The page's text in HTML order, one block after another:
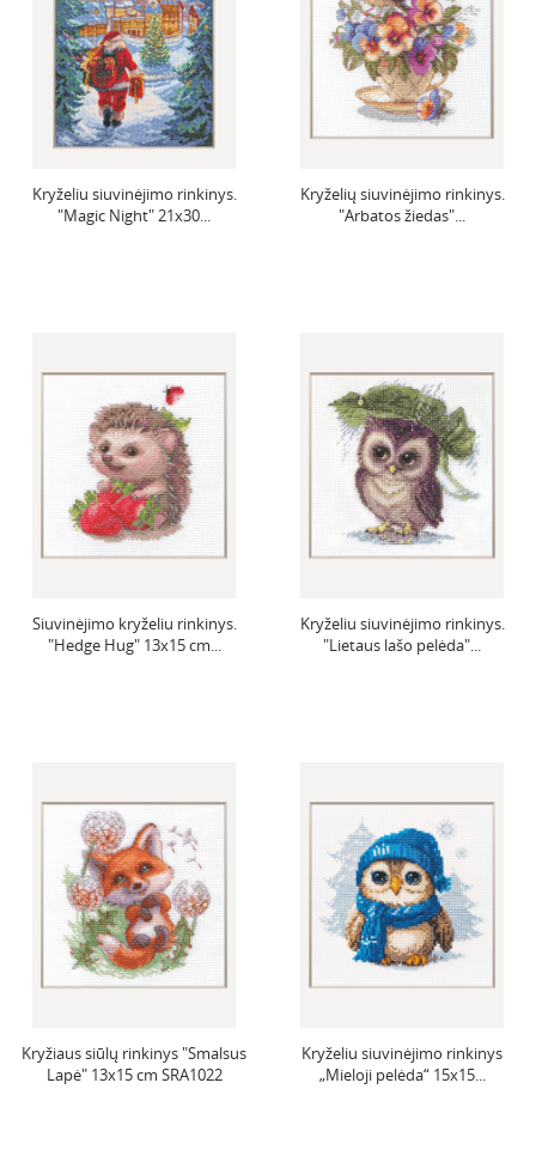
Kryželiu siuvinėjimo rinkinys.
"Magic Night" 21x30...
Kryželių siuvinėjimo rinkinys.
"Arbatos žiedas"...
Siuvinėjimo kryželiu rinkinys.
"Hedge Hug" 13x15 cm...
Kryželiu siuvinėjimo rinkinys.
"Lietaus lašo pelėda"...
Kryžiaus siūlų rinkinys "Smalsus
Lapė" 13x15 cm SRA1022
Kryželiu siuvinėjimo rinkinys
„Mieloji pelėda“ 15x15...